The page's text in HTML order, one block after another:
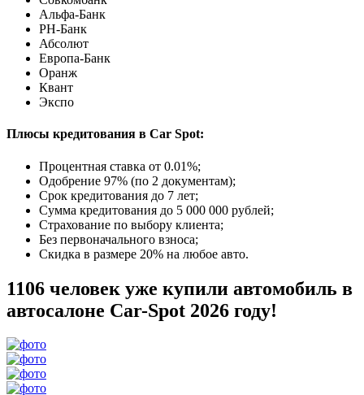
Альфа-Банк
РН-Банк
Абсолют
Европа-Банк
Оранж
Квант
Экспо
Плюсы кредитования в Car Spot:
Процентная ставка от 0.01%;
Одобрение 97% (по 2 документам);
Срок кредитования до 7 лет;
Сумма кредитования до 5 000 000 рублей;
Страхование по выбору клиента;
Без первоначального взноса;
Скидка в размере 20% на любое авто.
1106 человек уже купили автомобиль в
автосалоне Car-Spot 2026 году!